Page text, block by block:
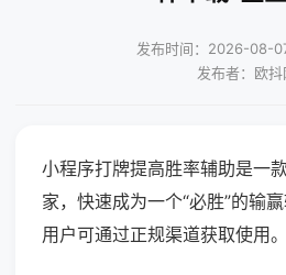
发布时间：2026-08-
发布者：欧抖
小程序打牌提高胜率辅助是一
家，快速成为一个“必胜”的输
用户可通过正规渠道获取使用。